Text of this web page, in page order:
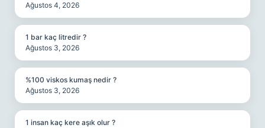
Ağustos 4, 2026
1 bar kaç litredir ?
Ağustos 3, 2026
%100 viskos kumaş nedir ?
Ağustos 3, 2026
1 insan kaç kere aşık olur ?